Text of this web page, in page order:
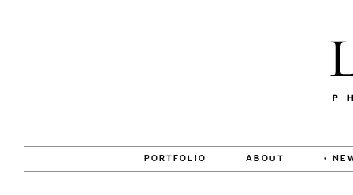
PORTFOLIO ABOUT •